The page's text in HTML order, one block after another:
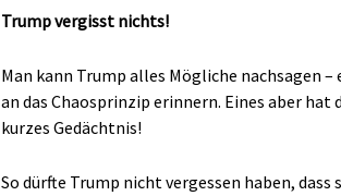
Trump vergisst nichts!
Man kann Trump alles Mögliche nachsagen
an das Chaosprinzip erinnern. Eines aber
kurzes Gedächtnis!
So dürfte Trump nicht vergessen haben, dass